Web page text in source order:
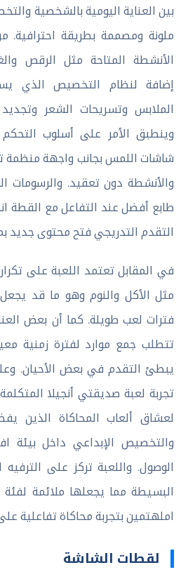
بين العناية اليومية بالشخصية
ملونة ومصممة بطريقة احترافية.
الأنشطة المتاحة مثل الرقص
إضافة لنظام التخصيص الذي
الملابس وتسريحات الشعر
وينطبق الأمر على أسلوب
شاشات اللمس بجانب واجهة منظمة
والأنشطة دون تعقيد. والرسومات
التقدم التدريجي فتح محتوى جديد
في المقابل تعتمد اللعبة على
مثل الأكل والنوم وهو ما قد
فترات لعب طويلة. كما أن بعض
تتطلب جمع موارد لفترة زمنية
يبطئ التقدم في بعض الأحيان.
لعشاق ألعاب المحاكاة الذين
والتخصيص الإبداعي داخل بيئة
الوصول. واللعبة تركز على
البسيطة مما يجعلها ملائمة
املهتمين بتجربة محاكاة تفاعلية
لقطات الشاشة